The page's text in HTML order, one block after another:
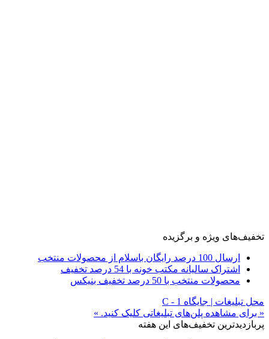
تخفیف‌های ویژه و برگزیده
ارسال 100 درصد رایگان باسلام از محصولات منتخب
اشتراک سالیانه مکتب خونه با 54 درصد تخفیف
محصولات منتخب با 50 درصد تخفیف بنیکس
محل تبلیغات | جایگاه C - 1
« برای مشاهده پلن‌های تبلیغاتی کلیک کنید. »
پربازدیدترین تخفیف‌های این هفته